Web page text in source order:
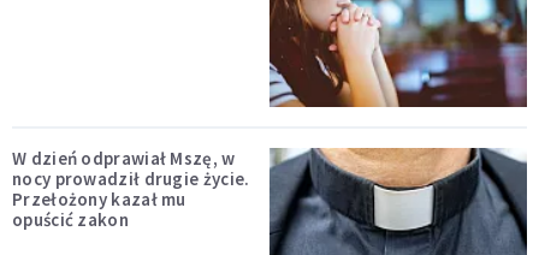
W dzień odprawiał Mszę, w
nocy prowadził drugie życie.
Przełożony kazał mu
opuścić zakon